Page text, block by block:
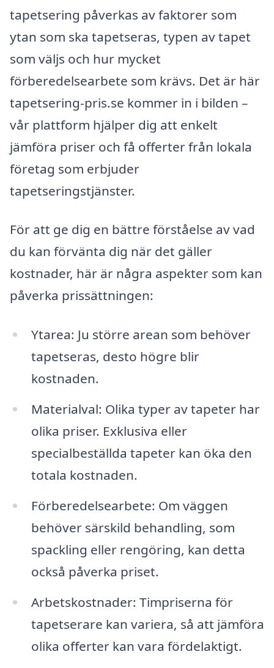
tapetsering påverkas av faktorer som
ytan som ska tapetseras, typen av tapet
som väljs och hur mycket
förberedelsearbete som krävs. Det är här
tapetsering-pris.se kommer in i bilden –
vår plattform hjälper dig att enkelt
jämföra priser och få offerter från lokala
företag som erbjuder
tapetseringstjänster.
För att ge dig en bättre förståelse av vad
du kan förvänta dig när det gäller
kostnader, här är några aspekter som kan
påverka prissättningen:
Ytarea: Ju större arean som behöver
tapetseras, desto högre blir
kostnaden.
Materialval: Olika typer av tapeter har
olika priser. Exklusiva eller
specialbeställda tapeter kan öka den
totala kostnaden.
Förberedelsearbete: Om väggen
behöver särskild behandling, som
spackling eller rengöring, kan detta
också påverka priset.
Arbetskostnader: Timpriserna för
tapetserare kan variera, så att jämföra
olika offerter kan vara fördelaktigt.